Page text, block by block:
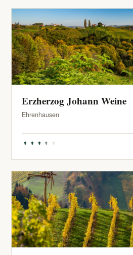
Erzherzog Johann Weine
Ehrenhausen